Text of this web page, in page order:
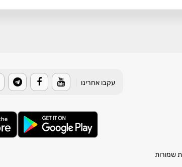
עקבו אחרינו